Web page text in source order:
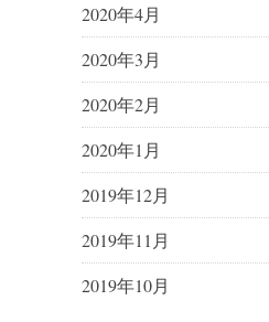
2020年4月
2020年3月
2020年2月
2020年1月
2019年12月
2019年11月
2019年10月